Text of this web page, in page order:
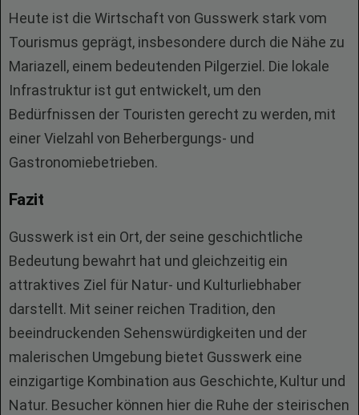
Heute ist die Wirtschaft von Gusswerk stark vom
Tourismus geprägt, insbesondere durch die Nähe zu
Mariazell, einem bedeutenden Pilgerziel. Die lokale
Infrastruktur ist gut entwickelt, um den
Bedürfnissen der Touristen gerecht zu werden, mit
einer Vielzahl von Beherbergungs- und
Gastronomiebetrieben.
Fazit
Gusswerk ist ein Ort, der seine geschichtliche
Bedeutung bewahrt hat und gleichzeitig ein
attraktives Ziel für Natur- und Kulturliebhaber
darstellt. Mit seiner reichen Tradition, den
beeindruckenden Sehenswürdigkeiten und der
malerischen Umgebung bietet Gusswerk eine
einzigartige Kombination aus Geschichte, Kultur und
Natur. Besucher können hier die Ruhe der steirischen